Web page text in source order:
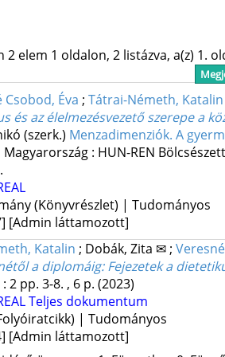
2 elem 1 oldalon, 2 listázva, a(z) 1.
Csobod, Éva ; Tátrai-Németh, Katalin
és az élelmezésvezető szerepe a
(szerk.) Menzadimenziók. A
: HUN-REN
(Könyvrészlet) | Tudományos
[Admin láttamozott]
Katalin ; Dobák, Zita ✉;
a diplomáig: Fejezetek a
: 2 pp. 3-8. , 6 p. (2023)
Teljes dokumentum
| Tudományos
[Admin láttamozott]